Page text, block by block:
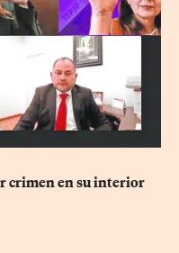
crimen en su interior